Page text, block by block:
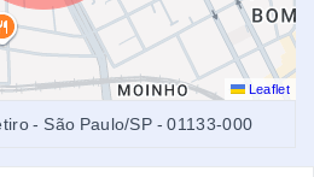
Leaflet
- São Paulo/SP - 01133-000